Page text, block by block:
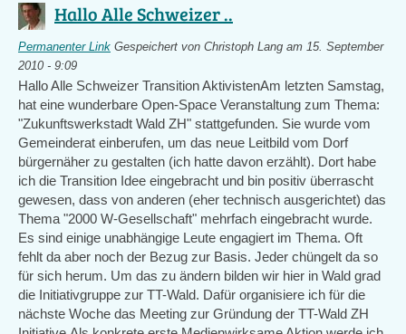
Hallo Alle Schweizer ..
Permanenter Link Gespeichert von Christoph Lang am 15. September
2010 - 9:09
Hallo Alle Schweizer Transition AktivistenAm letzten Samstag,
hat eine wunderbare Open-Space Veranstaltung zum Thema:
"Zukunftswerkstadt Wald ZH" stattgefunden. Sie wurde vom
Gemeinderat einberufen, um das neue Leitbild vom Dorf
bürgernäher zu gestalten (ich hatte davon erzählt). Dort habe
ich die Transition Idee eingebracht und bin positiv überrascht
gewesen, dass von anderen (eher technisch ausgerichtet) das
Thema "2000 W-Gesellschaft" mehrfach eingebracht wurde.
Es sind einige unabhängige Leute engagiert im Thema. Oft
fehlt da aber noch der Bezug zur Basis. Jeder chüngelt da so
für sich herum. Um das zu ändern bilden wir hier in Wald grad
die Initiativgruppe zur TT-Wald. Dafür organisiere ich für die
nächste Woche das Meeting zur Gründung der TT-Wald ZH